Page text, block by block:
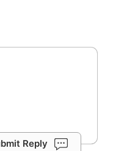
Reply